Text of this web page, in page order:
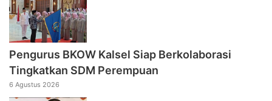
Pengurus BKOW Kalsel Siap Berkolaborasi
Tingkatkan SDM Perempuan
6 Agustus 2026